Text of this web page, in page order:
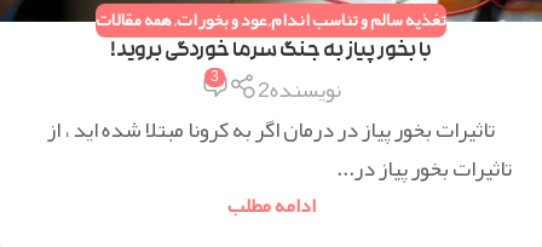
تغذیه سالم و تناسب اندام,عود و بخورات,همه مقالات
با بخور پیاز به جنگ سرما خوردگی بروید!
نویسنده2 3
تاثیرات بخور پیاز در درمان اگر به کرونا مبتلا شده اید ، از
تاثیرات بخور پیاز در...
ادامه مطلب